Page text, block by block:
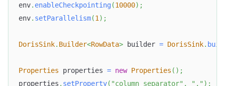
env. enableCheckpointing(10000) ;
env. setParallelism(1) ;
DorisSink. Builder<RowData> builder = DorisSink.
Properties properties = new Properties ( ) ;
properties . setProperty( "column_separator" , "," ) ;